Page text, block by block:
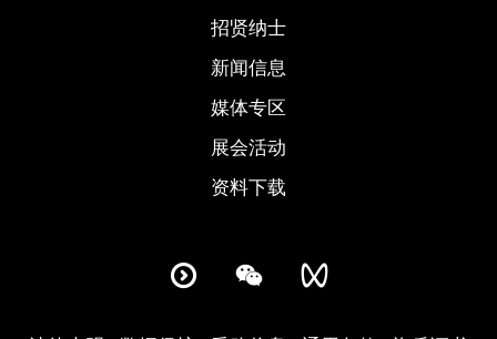
招贤纳士
新闻信息
媒体专区
展会活动
资料下载